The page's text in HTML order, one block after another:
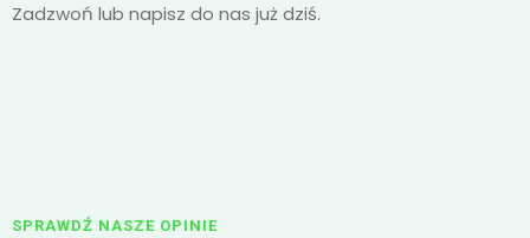
Zadzwoń lub napisz do nas już dziś.
SPRAWDŹ NASZE OPINIE